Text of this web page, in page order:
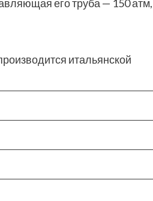
его труба — 150 атм,
итальянской